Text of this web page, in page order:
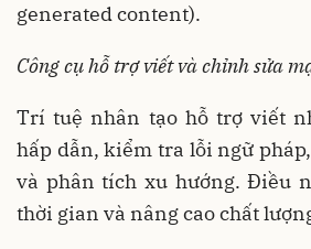
generated content).
Công cụ hỗ trợ viết và chỉnh sửa
Trí tuệ nhân tạo hỗ trợ viết
hấp dẫn, kiểm tra lỗi ngữ
và phân tích xu hướng. Điều
thời gian và nâng cao chất